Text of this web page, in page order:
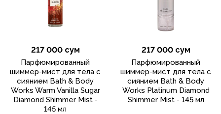
217 000 сум
Парфюмированный
шиммер-мист для тела с
сиянием Bath & Body
Works Warm Vanilla Sugar
Diamond Shimmer Mist -
145 мл
217 000 сум
Парфюмированный
шиммер-мист для тела с
сиянием Bath & Body
Works Platinum Diamond
Shimmer Mist - 145 мл